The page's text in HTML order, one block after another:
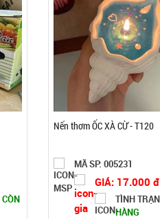
CÒN
Nến thơm ỐC XÀ CỪ - T120
MÃ SP: 005231
GIÁ: 17.000 đ
TÌNH
HÀNG